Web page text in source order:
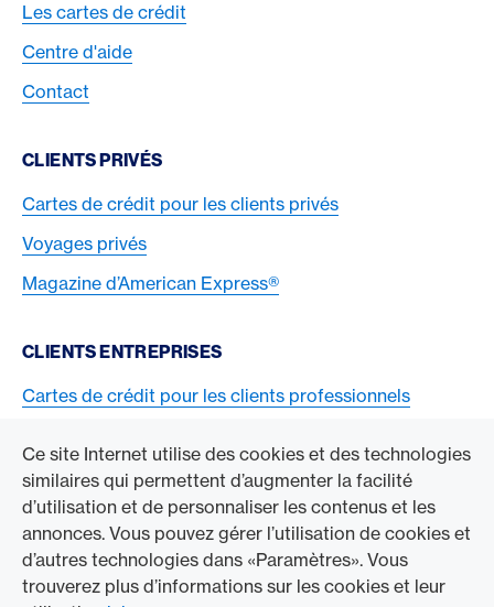
Ce site Internet utilise des cookies et des technologies
similaires qui permettent d’augmenter la facilité
d’utilisation et de personnaliser les contenus et les
annonces. Vous pouvez gérer l’utilisation de cookies et
d’autres technologies dans «Paramètres». Vous
trouverez plus d’informations sur les cookies et leur
Les cartes de crédit
Centre d'aide
Contact
CLIENTS PRIVÉS
Cartes de crédit pour les clients privés
Voyages privés
Magazine d’American Express®
CLIENTS ENTREPRISES
Cartes de crédit pour les clients professionnels
ACCÉDER À L’ENTREPRISE
Swisscard AECS GmbH
American Express Mondial